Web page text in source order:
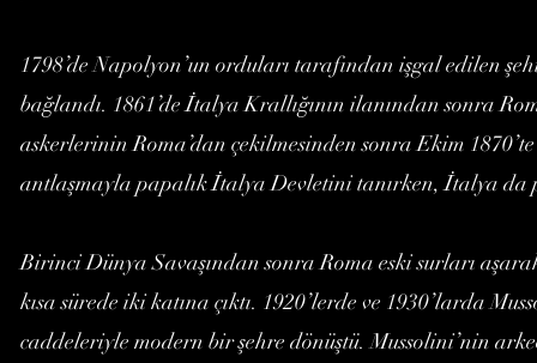
1798’de Napolyon’un orduları tarafından işgal edilen
bağlandı. 1861’de İtalya Krallığının ilanından sonra
askerlerinin Roma’dan çekilmesinden sonra Ekim
antlaşmayla papalık İtalya Devletini tanırken, İtalya
Birinci Dünya Savaşından sonra Roma eski surları
kısa sürede iki katına çıktı. 1920’lerde ve 1930’larda
caddeleriyle modern bir şehre dönüştü. Mussolini’nin